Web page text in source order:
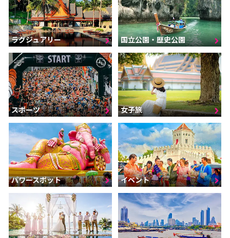
ラグジュアリー 国立公園・歴史公園
スポーツ 女子旅
パワースポット イベント